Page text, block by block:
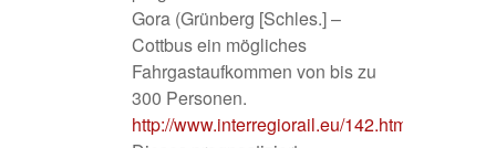
Gora (Grünberg [Schles.] –
Cottbus ein mögliches
Fahrgastaufkommen von bis zu
300 Personen.
http://www.interregiorail.eu/142.html